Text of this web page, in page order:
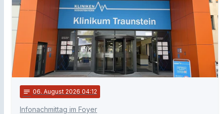
notes 06. August 2026 04:12
Infonachmittag im Foyer